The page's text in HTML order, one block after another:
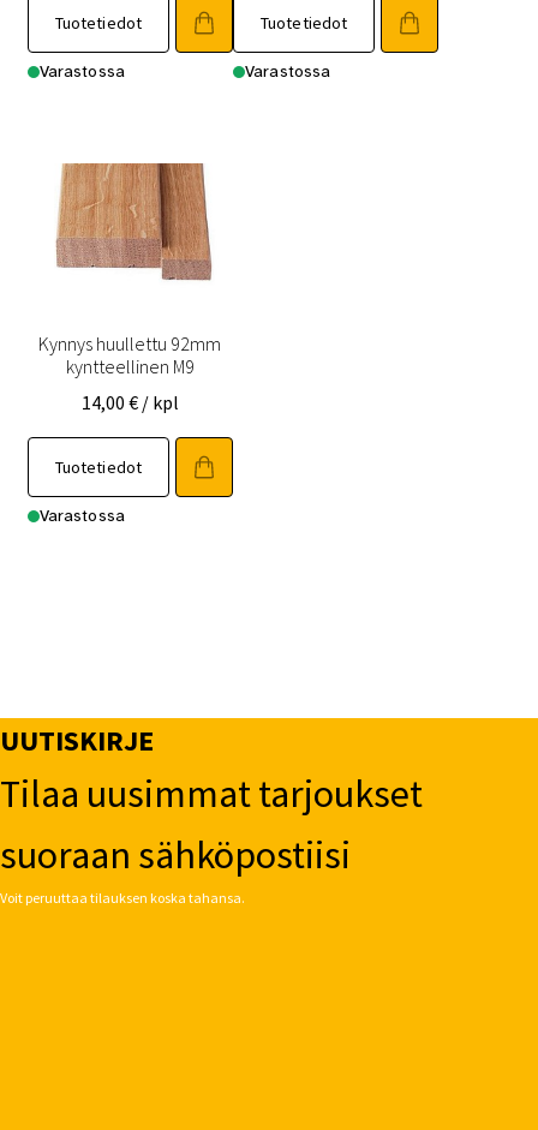
Tuotetiedot
Varastossa
Tuotetiedot
Varastossa
Kynnys huullettu 92mm
kyntteellinen M9
14,00 € / kpl
Tuotetiedot
Varastossa
UUTISKIRJE
Tilaa uusimmat tarjoukset
suoraan sähköpostiisi
Voit peruuttaa tilauksen koska tahansa.